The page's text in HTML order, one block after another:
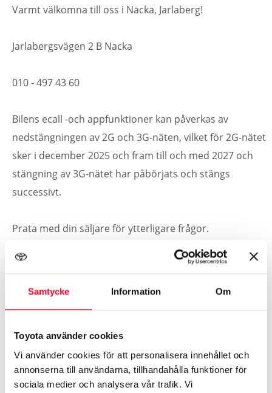
Samtycke Information Om
Toyota använder cookies
Vi använder cookies för att personalisera innehållet och
annonserna till användarna, tillhandahålla funktioner för
sociala medier och analysera vår trafik. Vi
Varmt välkomna till oss i Nacka, Jarlaberg!
Jarlabergsvägen 2 B Nacka
010 - 497 43 60
Bilens ecall -och appfunktioner kan påverkas av
nedstängningen av 2G och 3G-näten, vilket för 2G-nätet
sker i december 2025 och fram till och med 2027 och
stängning av 3G-nätet har påbörjats och stängs
successivt.
Prata med din säljare för ytterligare frågor.
PROVKÖRNING
Toyota Financial Services
Beräknat på 4.49% ränta